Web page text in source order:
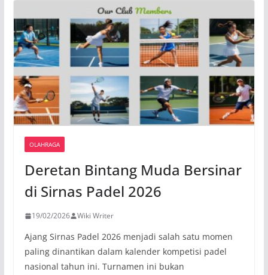
OLAHRAGA
Deretan Bintang Muda Bersinar
di Sirnas Padel 2026
19/02/2026 Wiki Writer
Ajang Sirnas Padel 2026 menjadi salah satu momen
paling dinantikan dalam kalender kompetisi padel
nasional tahun ini. Turnamen ini bukan